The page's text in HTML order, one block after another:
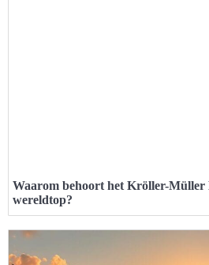
Waarom behoort het Kröller-Müller
wereldtop?